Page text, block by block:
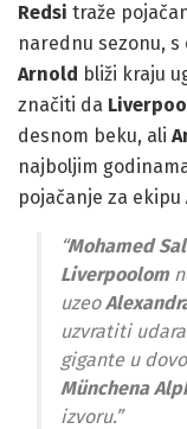
Redsi traže
narednu sezonu, s
Arnold bliži kraju
značiti da
desnom beku, ali
najboljim
pojačanje za ekipu
“Mohamed
Liverpoolom
uzeo
uzvratiti
gigante u
Münchena
izvoru.”